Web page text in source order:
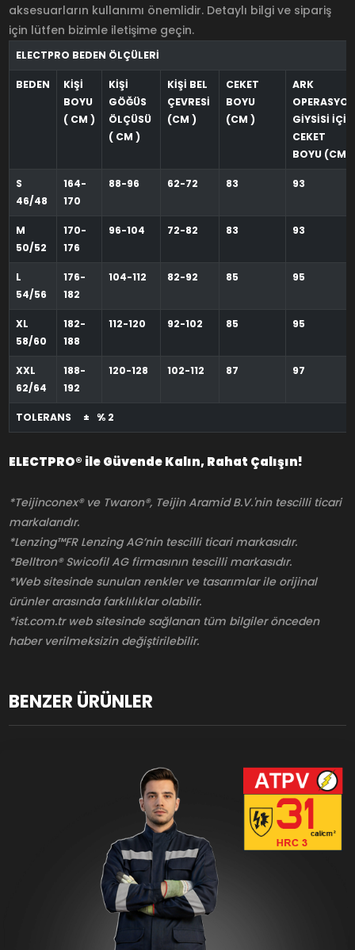
aksesuarların kullanımı önemlidir. Detaylı bilgi ve sipariş
için lütfen bizimle iletişime geçin.
ELECTPRO BEDEN ÖLÇÜLERİ
BEDEN
KİŞİ
BOYU
( CM )
KİŞİ
GÖĞÜS
ÖLÇÜSÜ
( CM )
KİŞİ BEL
ÇEVRESİ
(CM )
CEKET
BOYU
(CM )
ARK
GİYSİSİ İÇİN
CEKET
BOYU (CM )
S
46/48
164-
170
88-96 62-72 83 93
M
50/52
170-
176
96-104 72-82 83 93
L
54/56
176-
182
104-112 82-92 85 95
XL
58/60
182-
188
112-120 92-102 85 95
XXL
62/64
188-
192
120-128 102-112 87 97
TOLERANS ± % 2
ELECTPRO® ile Güvende Kalın, Rahat Çalışın!
*Teijinconex® ve Twaron®, Teijin Aramid B.V.'nin tescilli ticari
markalarıdır.
*Lenzing™FR Lenzing AG’nin tescilli ticari markasıdır.
*Belltron® Swicofil AG firmasının tescilli markasıdır.
*Web sitesinde sunulan renkler ve tasarımlar ile orijinal
ürünler arasında farklılıklar olabilir.
*ist.com.tr web sitesinde sağlanan tüm bilgiler önceden
haber verilmeksizin değiştirilebilir.
BENZER ÜRÜNLER